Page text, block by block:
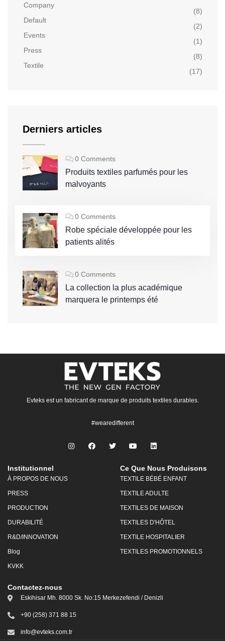
Company
(8)
Default
(2)
Events
(1)
Press
(8)
Textile
(17)
Derniers articles
0 Comments
Produits textiles parfumés pour les
malvoyants
0 Comments
Robe spéciale développée pour les
patients alités
0 Comments
La collection la plus académique
marquera le printemps été
Evteks est un fabricant de marque de produits textiles durables.
#wearedifferent
Institutionnel
À PROPOS DE NOUS
PRESS
PRODUCTION
DURABILITÉ
R&D/INNOVATION
Blog
KVKK
Ce Que Nous Produisons
TEXTILE BÉBÉ ENFANT
TEXTILE ADULTE
TEXTILES DE MAISON
TEXTILES D'HÔTEL
TEXTILE HOSPITALIER
TEXTILES PROMOTIONNELS
Contactez-nous
Eskihisar Mh. 8000 Sk. No:15 Merkezefendi / Denizli
+90 (258) 371 88 15
info@evteks.com.tr